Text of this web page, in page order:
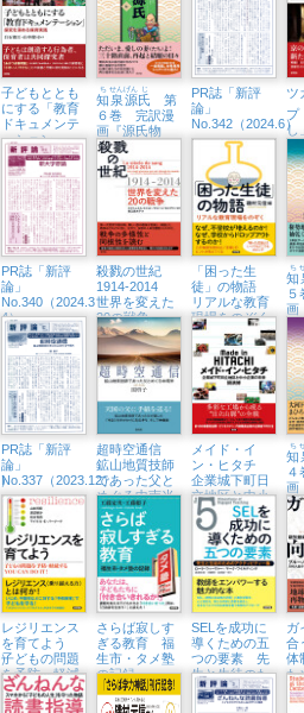
子どもととも
にする「教育
ドキュメンテ
ーション」
探究を深める
保育実践
知
ち
泉
せん
源
げん
氏
じ
第
６巻 完訳漫
画『源氏物
語』
PR誌「新評
論」
No.342（2024.6）
ツ
し
PR誌「新評
論」
No.340（2024.3・
4）
殺戮の世紀
1914-2014
世界を変えた
20の戦争
「困った生
徒」の物語
リアルな教育
現場をのぞく
知
ち
画
語
PR誌「新評
論」
No.337（2023.12）
超時空通信
鉱山地質技師
であった父と
めぐる中南米
メイド・イ
ン・ヒタチ
企業城下町日
立地区と中小
企業の未来
知
ち
画
語
レジリエンス
を育てよう
子どもの問題
を予防・軽減
するYOU CAN
DO IT!
さらば寂しす
ぎる教育 福
生市・タメ塾
の記録
SELを成功に
導くための五
つの要素 先
生と生徒のた
めのアクティ
ビティー集
ガ
合
体
た
レ